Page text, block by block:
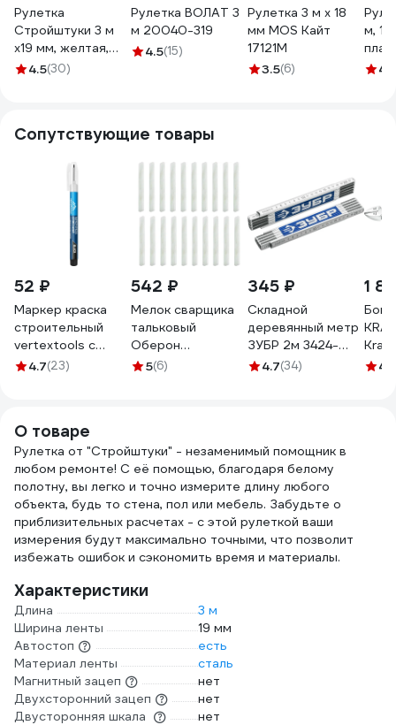
Рулетка
Стройштуки 3 м
х19 мм, желтая,
обрезиненный
4.5(30)
Рулетка ВОЛАТ 3
м 20040-319
4.5(15)
Рулетка 3 м х 18
мм MOS Кайт
17121М
3.5(6)
м,
4.6
Сопутствующие товары
52 ₽
Маркер краска
строительный
vertextools с
длинным
4.7(23)
542 ₽
Мелок сварщика
тальковый
Оберон
125x12x5мм
5(6)
345 ₽
Складной
деревянный метр
ЗУБР 2м 3424-
2_z02
4.7(34)
1
4.5
О товаре
Рулетка от "Стройштуки" - незаменимый помощник в
любом ремонте! С её помощью, благодаря белому
полотну, вы легко и точно измерите длину любого
объекта, будь то стена, пол или мебель. Забудьте о
приблизительных расчетах - с этой рулеткой ваши
измерения будут максимально точными, что позволит
избежать ошибок и сэкономить время и материалы.
Характеристики
Длина
3 м
Ширина ленты
19 мм
Автостоп
есть
Материал ленты
сталь
Магнитный зацеп
нет
Двухсторонний зацеп
нет
Двусторонняя шкала
нет